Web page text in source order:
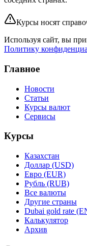
Курсы носят
Используя сайт, вы
Политику
Главное
Новости
Статьи
Курсы валют
Сервисы
Курсы
Казахстан
Доллар (USD)
Евро (EUR)
Рубль (RUB)
Все валюты
Другие страны
Dubai gold rate
Калькулятор
Архив